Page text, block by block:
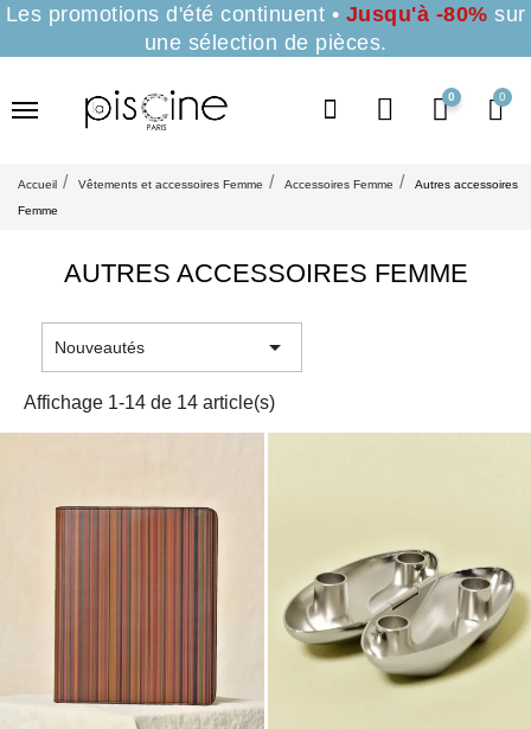
Les promotions d'été continuent • Jusqu'à -80% sur
une sélection de pièces.
0
Accueil Vêtements et accessoires Femme Accessoires Femme
Autres accessoires
Femme
AUTRES ACCESSOIRES FEMME
Nouveautés 
Affichage 1-14 de 14 article(s)